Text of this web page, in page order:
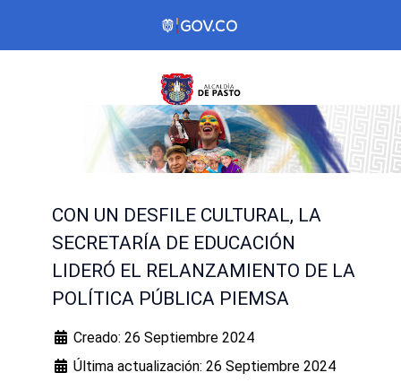
CON UN DESFILE CULTURAL, LA
SECRETARÍA DE EDUCACIÓN
LIDERÓ EL RELANZAMIENTO DE LA
POLÍTICA PÚBLICA PIEMSA
Creado: 26 Septiembre 2024
Última actualización: 26 Septiembre 2024